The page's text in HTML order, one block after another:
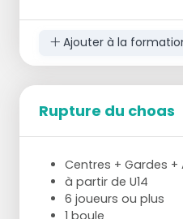
Ajouter à la
Rupture du choas
Centres + Gardes
à partir de U14
6 joueurs ou plus
1 boule